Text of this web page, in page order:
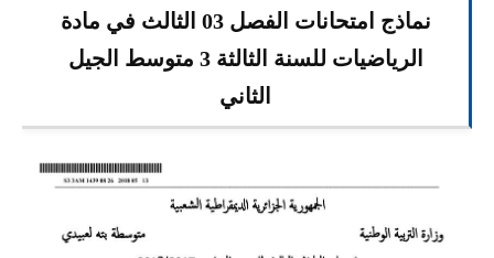
السنة الثانية متوسط
السنة الرابعة متوسط
شهادة التعليم المتوسط
بنك الفروض و الاختبارات
نماذج امتحانات الفصل 03 الثالث في مادة
الرياضيات للسنة الثالثة 3 متوسط الجيل
الثاني